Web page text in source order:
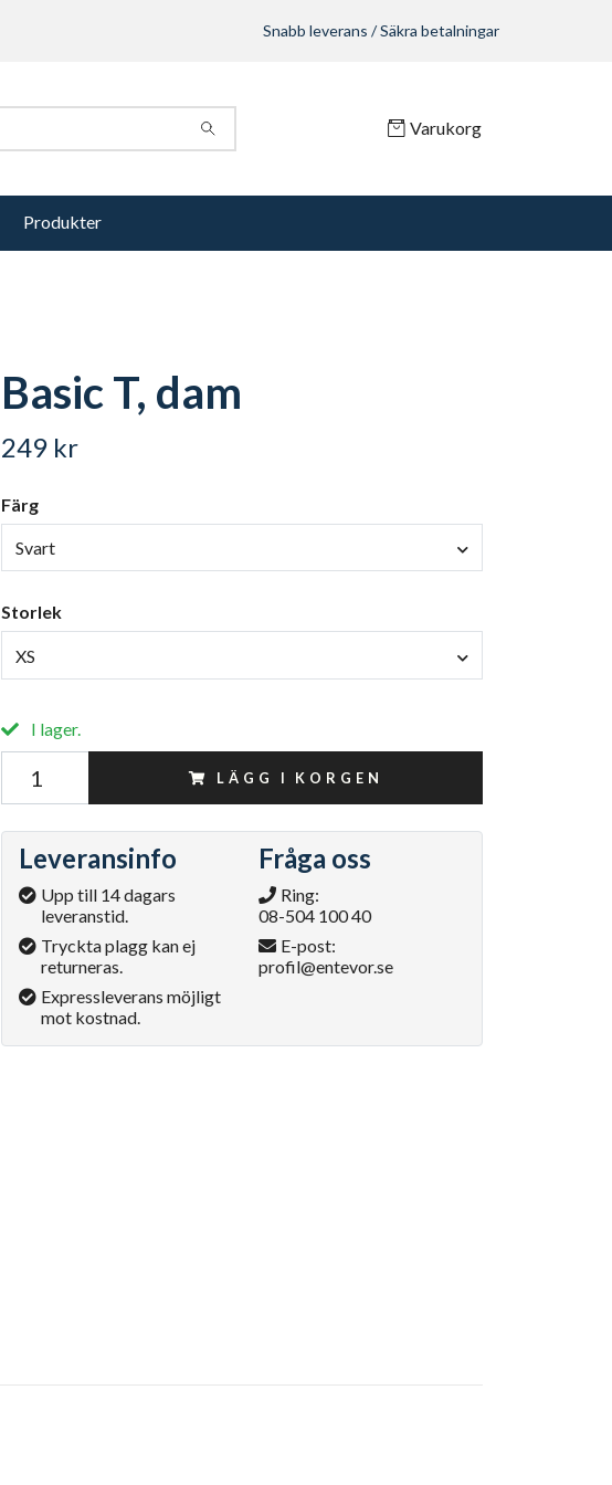
Snabb leverans / Säkra betalningar
Varukorg
Produkter
Basic T, dam
249 kr
Färg
Svart
Storlek
XS
I lager.
LÄGG I KORGEN
Leveransinfo
Upp till 14 dagars
leveranstid.
Tryckta plagg kan ej
returneras.
Expressleverans möjligt
mot kostnad.
Fråga oss
Ring:
08-504 100 40
E-post:
profil@entevor.se